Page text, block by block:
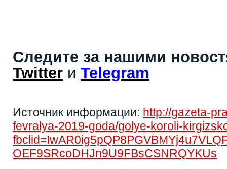
Следите за нашими
Twitter и Telegram
Источник информации: http://gazeta-
fevralya-2019-goda/golye-koroli-
OEF9SRcoDHJn9U9FBsCSNRQYKUs